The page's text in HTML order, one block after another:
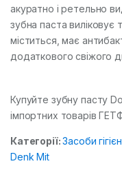
акуратно і ретельно
зубна паста виліковує
міститься, має
додаткового свіжого
Купуйте зубну пасту
імпортних товарів
Категорії:Засоби
Denk Mit